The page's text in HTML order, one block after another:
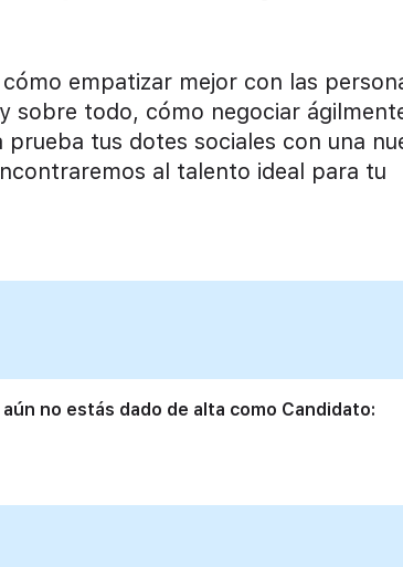
empatizar mejor con las
sobre todo, cómo negociar
tus dotes sociales con una
al talento ideal para tu
no estás dado de alta como Candidato: